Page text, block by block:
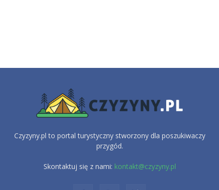
Czyzyny.pl to portal turystyczny stworzony dla poszukiwaczy
przygód.
Skontaktuj się z nami: kontakt@czyzyny.pl